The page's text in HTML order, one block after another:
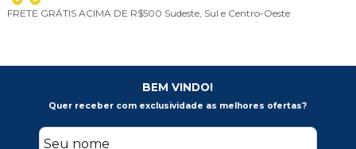
FRETE GRÁTIS ACIMA DE R$500 Sudeste, Sul e Centro-Oeste
BEM VINDO!
Quer receber com exclusividade as melhores ofertas?